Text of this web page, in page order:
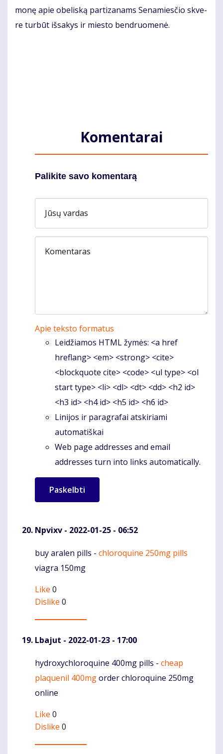
mo­nę apie obe­lis­ką par­ti­za­nams Se­na­mies­čio skve­
re tur­būt iš­sa­kys ir mies­to ben­druo­me­nė.
Komentarai
Palikite savo komentarą
Jūsų vardas
Komentaras
Apie teksto formatus
Leidžiamos HTML žymės: <a href
hreflang> <em> <strong> <cite>
<blockquote cite> <code> <ul type> <ol
start type> <li> <dl> <dt> <dd> <h2 id>
<h3 id> <h4 id> <h5 id> <h6 id>
Linijos ir paragrafai atskiriami
automatiškai
Web page addresses and email
addresses turn into links automatically.
Npvixv - 2022-01-25 - 06:52
Komentaras
buy aralen pills - chloroquine 250mg pills
viagra 150mg
Like 0
Dislike 0
Lbajut - 2022-01-23 - 17:00
Komentaras
hydroxychloroquine 400mg pills - cheap
plaquenil 400mgorder chloroquine 250mg
online
Like 0
Dislike 0